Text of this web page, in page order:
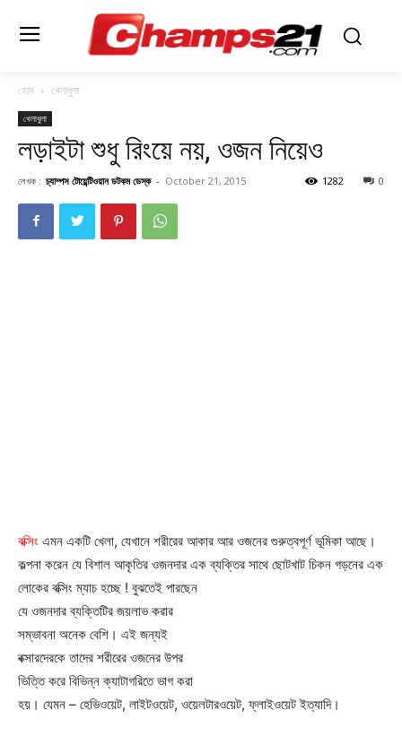
হোম খেলাধুলা
খেলাধুলা
লড়াইটা শুধু রিংয়ে নয়, ওজন নিয়েও
লেখক : চ্যাম্পস টোয়েন্টিওয়ান ডটকম ডেস্ক - October 21, 2015 0
1282
বক্সিং এমন একটি খেলা, যেখানে শরীরের আকার আর ওজনের গুরুত্বপূর্ণ ভূমিকা আছে।
কল্পনা করেন যে বিশাল আকৃতির ওজনদার এক ব্যক্তির সাথেছোটখাট চিকন গড়নের এক
লোকের বক্সিং ম্যাচ হচ্ছে ! বুঝতেই পারছেন
যে ওজনদার ব্যক্তিটির জয়লাভ করার
সম্ভাবনা অনেক বেশি। এই জন্যই
বক্সারদেরকে তাদের শরীরের ওজনের উপর
ভিত্তি করে বিভিন্ন ক্যাটাগরিতে ভাগ করা
হয়। যেমন – হেভিওয়েট, লাইটওয়েট, ওয়েলটারওয়েট, ফ্লাইওয়েট ইত্যাদি।